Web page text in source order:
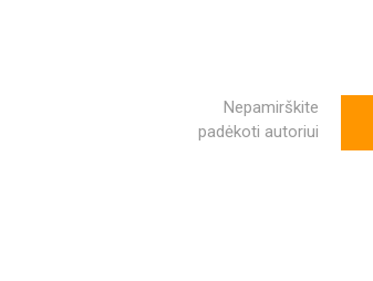
Nepamirškite
padėkoti autoriui